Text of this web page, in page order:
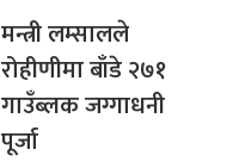
मन्त्री लम्सालले
रोहीणीमा बाँडे २७१
गाउँब्लक जग्गाधनी
पूर्जा